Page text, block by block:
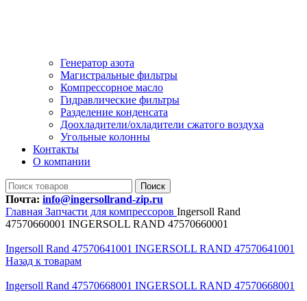
Генератор азота
Магистральные фильтры
Компрессорное масло
Гидравлические фильтры
Разделение конденсата
Доохладители/охладители сжатого воздуха
Угольные колонны
Контакты
О компании
Поиск
Почта: info@ingersollrand-zip.ru
Главная Запчасти для компрессоров Ingersoll Rand
47570660001 INGERSOLL RAND 47570660001
Ingersoll Rand 47570641001 INGERSOLL RAND 47570641001
Назад к товарам
Ingersoll Rand 47570668001 INGERSOLL RAND 47570668001